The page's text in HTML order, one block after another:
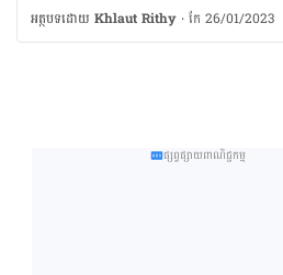
អត្ថបទ​ដោយ Khlaut Rithy ·កែ 26/01/2023
ផ្សព្វផ្សាយពាណិជ្ជកម្ម